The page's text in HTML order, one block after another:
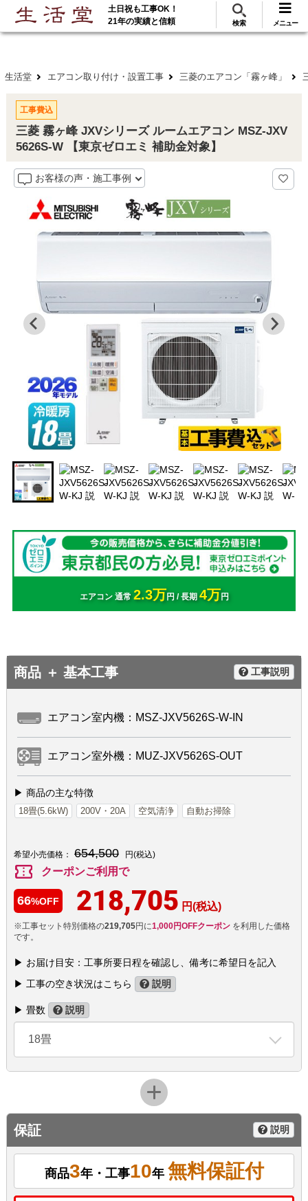
ご利用 288万･工事実績117万件! 無料見積
土日祝も工事OK！
21年の実績と信頼
検索 メニュー
生活堂 エアコン取り付け・設置工事 三菱のエアコン「霧ヶ峰」
工事費込
三菱 霧ヶ峰 JXVシリーズ ルームエアコン MSZ-JXV
5626S-W 【東京ゼロエミ 補助金対象】
お客様の声・施工事例
エアコン 通常 2.3万円 / 長期 4万円
商品 ＋ 基本工事 工事説明
エアコン室内機：MSZ-JXV5626S-W-IN
エアコン室外機：MUZ-JXV5626S-OUT
▶ 商品の主な特徴
18畳(5.6kW) 200V・20A 空気清浄 自動お掃除
希望小売価格： 654,500 円(税込)
confirmation_number クーポンご利用で
66%OFF 218,705 円(税込)
※工事セット特別価格の219,705円に1,000円OFFクーポンを利用した価格
です。
▶ お届け目安：工事所要日程を確認し、備考に希望日を記入
▶ 工事の空き状況はこちら
説明
▶ 畳数 説明
18畳
保証 説明
商品3年・工事10年 無料保証付